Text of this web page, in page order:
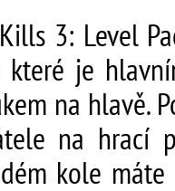
3: Level
které je
na hlavě.
na hrací
kole